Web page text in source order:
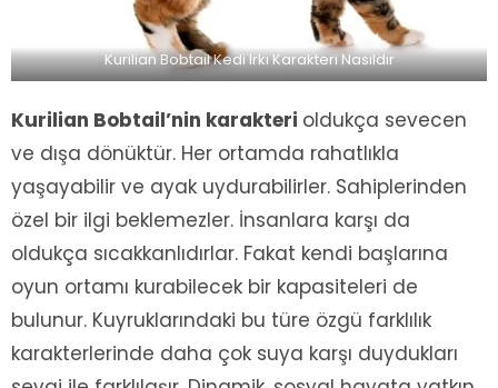
Kurilian Bobtail Kedi Irkı Karakteri Nasıldır
Kurilian Bobtail’nin karakteri oldukça sevecen
ve dışa dönüktür. Her ortamda rahatlıkla
yaşayabilir ve ayak uydurabilirler. Sahiplerinden
özel bir ilgi beklemezler. İnsanlara karşı da
oldukça sıcakkanlıdırlar. Fakat kendi başlarına
oyun ortamı kurabilecek bir kapasiteleri de
bulunur. Kuyruklarındaki bu türe özgü farklılık
karakterlerinde daha çok suya karşı duydukları